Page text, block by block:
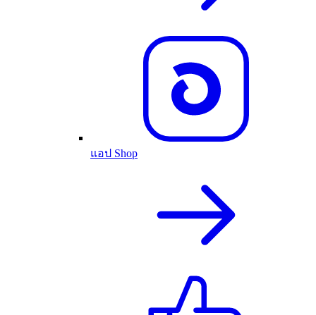
แอป Shop